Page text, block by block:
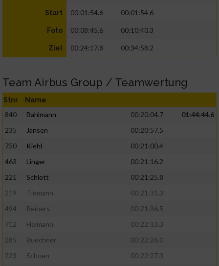
Start 00:01:54.6 00:01:54.6
Foto 00:08:45.6 00:10:40.3
Ziel 00:24:17.8 00:34:58.2
Team Airbus Group / Teamwertung
Stnr Name
840 Bahlmann 00:20:04.7
01:44:44.6
235
Jansen
00:20:57.5
750
Kiehl
00:21:00.4
463
Linger
00:21:16.2
221
Schlott
00:21:25.8
219
Tiemann
00:21:31.3
494
Reiners
00:21:36.5
712
Heimann
00:22:13.3
285
Buechner
00:22:26.0
223
Schoen
00:22:27.3